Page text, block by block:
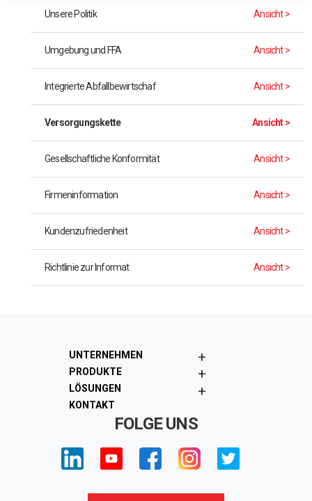
Unsere Politik Ansicht >
Umgebung und FFA Ansicht >
Integrierte Abfallbewirtschaf Ansicht >
Versorgungskette Ansicht >
Gesellschaftliche Konformität Ansicht >
Firmeninformation Ansicht >
Kundenzufriedenheit Ansicht >
Richtlinie zur Informat Ansicht >
UNTERNEHMEN +
PRODUKTE +
LÖSUNGEN +
KONTAKT
FOLGE UNS